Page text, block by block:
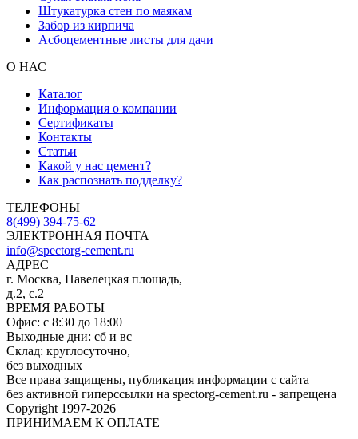
Штукатурка стен по маякам
Забор из кирпича
Асбоцементные листы для дачи
О НАС
Каталог
Информация о компании
Сертификаты
Контакты
Статьи
Какой у нас цемент?
Как распознать подделку?
ТЕЛЕФОНЫ
8(499) 394-75-62
ЭЛЕКТРОННАЯ ПОЧТА
info@spectorg-cement.ru
АДРЕС
г. Москва, Павелецкая площадь,
д.2, с.2
ВРЕМЯ РАБОТЫ
Офис: с 8:30 до 18:00
Выходные дни: сб и вс
Склад: круглосуточно,
без выходных
Все права защищены, публикация информации с сайта
без активной гиперссылки на spectorg-cement.ru - запрещена
Copyright 1997-2026
ПРИНИМАЕМ К ОПЛАТЕ